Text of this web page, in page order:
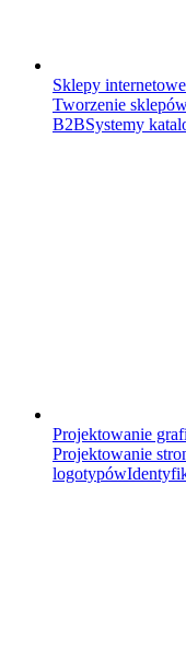
Sklepy internetowe
Tworzenie
B2BSystemy
Projektowanie
Projektowanie
logotypów